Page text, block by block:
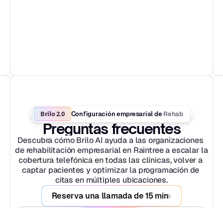
Brilo 2.0 Configuración empresarial de Rehab
Preguntas frecuentes
Descubra cómo Brilo AI ayuda a las organizaciones
de rehabilitación empresarial en Raintree a escalar la
cobertura telefónica en todas las clínicas, volver a
captar pacientes y optimizar la programación de
citas en múltiples ubicaciones.
Reserva una llamada de 15 min